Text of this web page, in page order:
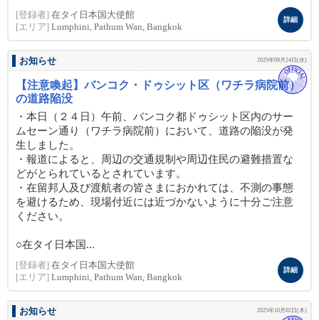
[登録者] 在タイ日本国大使館
[エリア] Lumphini, Pathum Wan, Bangkok
詳細
お知らせ 2025年09月24日(水)
【注意喚起】バンコク・ドゥシット区（ワチラ病院前）
の道路陥没
・本日（２４日）午前、バンコク都ドゥシット区内のサー
ムセーン通り（ワチラ病院前）において、道路の陥没が発
生しました。
・報道によると、周辺の交通規制や周辺住民の避難措置な
どがとられているとされています。
・在留邦人及び渡航者の皆さまにおかれては、不測の事態
を避けるため、現場付近には近づかないように十分ご注意
ください。
○在タイ日本国...
[登録者] 在タイ日本国大使館
[エリア] Lumphini, Pathum Wan, Bangkok
詳細
お知らせ 2025年10月02日(木)